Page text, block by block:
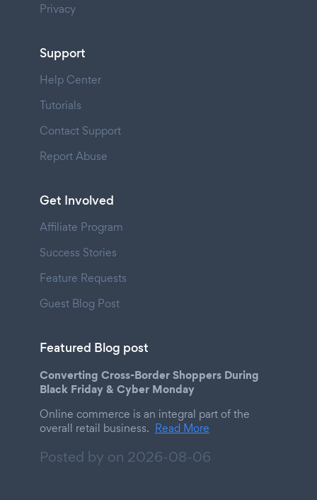
Privacy
Support
Help Center
Tutorials
Contact Support
Report Abuse
Get Involved
Affiliate Program
Success Stories
Feature Requests
Guest Blog Post
Featured Blog post
Converting Cross-Border Shoppers During
Black Friday & Cyber Monday
Online commerce is an integral part of the
overall retail business. Read More
Posted by on 2026-08-06